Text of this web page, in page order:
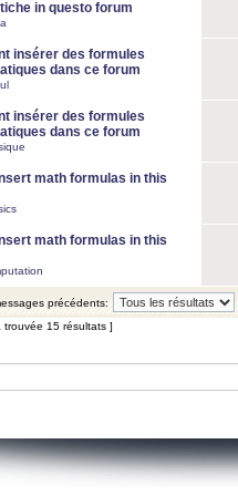
in questo forum
insérer des formules
dans ce forum
insérer des formules
dans ce forum
math formulas in this
math formulas in this
précédents:
15 résultats ]